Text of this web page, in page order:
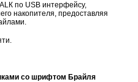
по USB интерфейсу,
накопителя, предоставляя
со шрифтом Брайля